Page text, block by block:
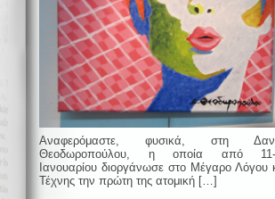
Αναφερόμαστε, φυσικά, στη
Θεοδωροπούλου, η οποία από 11-
Ιανουαρίου διοργάνωσε στο Μέγαρο Λόγου
Τέχνης την πρώτη της ατομική […]